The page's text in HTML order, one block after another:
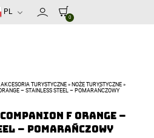
PL
0
AKCESORIA TURYSTYCZNE » NOŻE TURYSTYCZNE »
– STAINLESS STEEL – POMARAŃCZOWY
F Orange –
– Pomarańczowy